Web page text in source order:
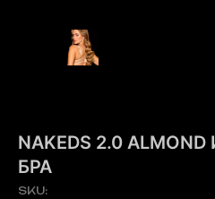
NAKEDS 2.0
БРА
SKU: